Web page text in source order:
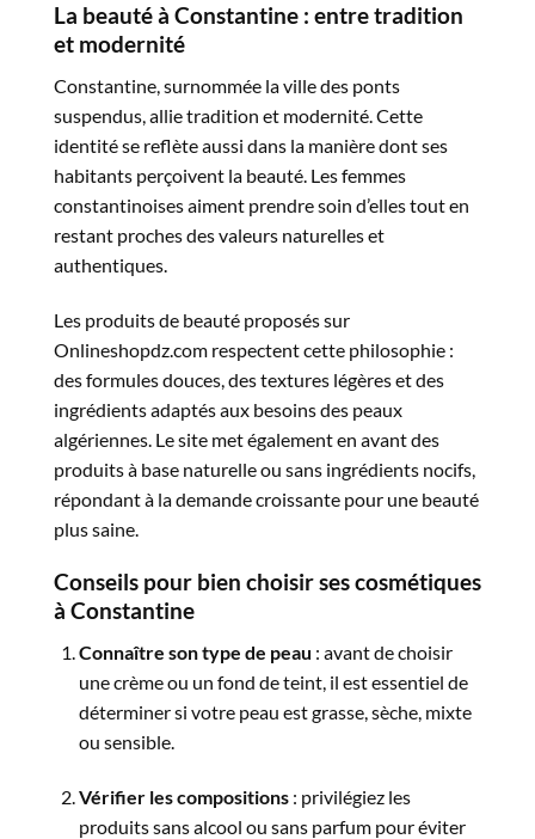
La beauté à Constantine : entre tradition
et modernité
Constantine, surnommée la ville des ponts
suspendus, allie tradition et modernité. Cette
identité se reflète aussi dans la manière dont ses
habitants perçoivent la beauté. Les femmes
constantinoises aiment prendre soin d’elles tout en
restant proches des valeurs naturelles et
authentiques.
Les produits de beauté proposés sur
Onlineshopdz.com respectent cette philosophie :
des formules douces, des textures légères et des
ingrédients adaptés aux besoins des peaux
algériennes. Le site met également en avant des
produits à base naturelle ou sans ingrédients nocifs,
répondant à la demande croissante pour une beauté
plus saine.
Conseils pour bien choisir ses cosmétiques
à Constantine
Connaître son type de peau : avant de choisir
une crème ou un fond de teint, il est essentiel de
déterminer si votre peau est grasse, sèche, mixte
ou sensible.
Vérifier les compositions: privilégiez les
produits sans alcool ou sans parfum pour éviter